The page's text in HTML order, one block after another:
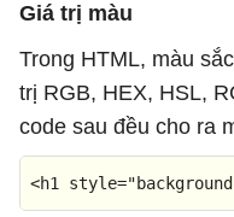
Giá trị màu
Trong HTML, màu
trị RGB, HEX, HSL,
code sau đều cho ra
<h1 style=